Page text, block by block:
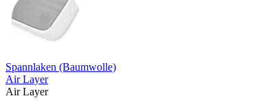
Spannlaken (Baumwolle)
Air Layer
Air Layer